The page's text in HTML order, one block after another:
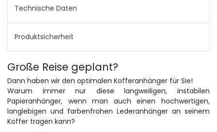
Technische Daten
Produktsicherheit
Große Reise geplant?
Dann haben wir den optimalen Kofferanhänger für Sie!
Warum immer nur diese langweiligen, instabilen
Papieranhänger, wenn man auch einen hochwertigen,
langlebigen und farbenfrohen Lederanhänger an seinem
Koffer tragen kann?